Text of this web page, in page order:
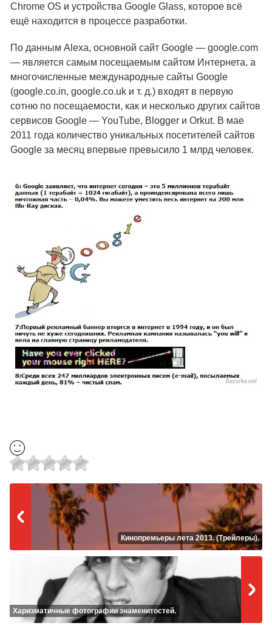
Chrome OS и устройства Google Glass, которое всё
ещё находится в процессе разработки.
По данным Alexa, основной сайт Google — google.com
— является самым посещаемым сайтом Интернета, а
многочисленные международные сайты Google
(google.co.in, google.co.uk и т. д.) входят в первую
сотню по посещаемости, как и несколько других сайтов
сервисов Google — YouTube, Blogger и Orkut. В мае
2011 года количество уникальных посетителей сайтов
Google за месяц впервые превысило 1 млрд человек.
Кинопремьеры лета 2013. (Трейлеры).
Харизматичные фотографии знаменитостей.